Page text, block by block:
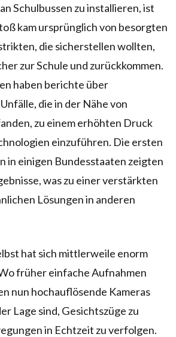
Schulbussen zu installieren, ist
kam ursprünglich von besorgten
die sicherstellen wollten,
zur Schule und zurückkommen.
haben berichte über
die in der Nähe von
zu einem erhöhten Druck
einzuführen. Die ersten
in einigen Bundesstaaten zeigten
was zu einer verstärkten
Lösungen in anderen
hat sich mittlerweile enorm
früher einfache Aufnahmen
nun hochauflösende Kameras
Lage sind, Gesichtszüge zu
in Echtzeit zu verfolgen.